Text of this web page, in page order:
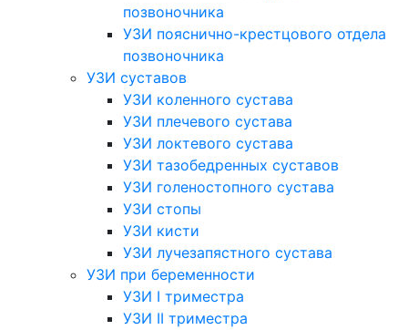
позвоночника
УЗИ пояснично-крестцового отдела
позвоночника
УЗИ суставов
УЗИ коленного сустава
УЗИ плечевого сустава
УЗИ локтевого сустава
УЗИ тазобедренных суставов
УЗИ голеностопного сустава
УЗИ стопы
УЗИ кисти
УЗИ лучезапястного сустава
УЗИ при беременности
УЗИ I триместра
УЗИ II триместра